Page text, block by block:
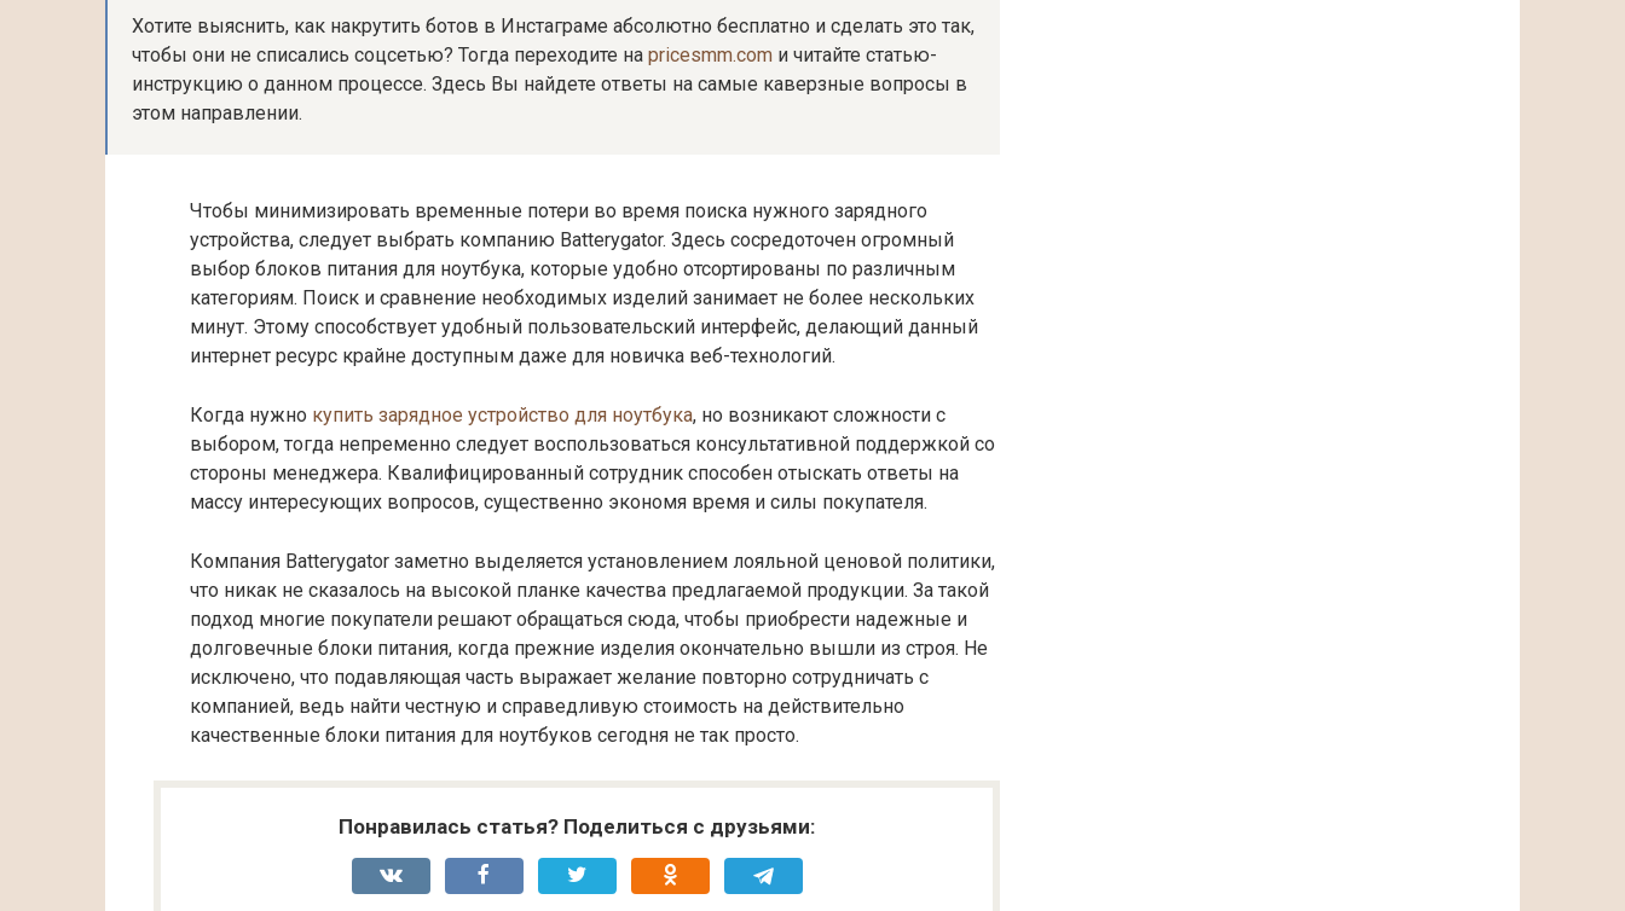
Хотите выяснить, как накрутить ботов в Инстаграме абсолютно бесплатно и сделать это так,
чтобы они не списались соцсетью? Тогда переходите на pricesmm.com и читайте статью-
инструкцию о данном процессе. Здесь Вы найдете ответы на самые каверзные вопросы в
этом направлении.
Чтобы минимизировать временные потери во время поиска нужного зарядного
устройства, следует выбрать компанию Batterygator. Здесь сосредоточен огромный
выбор блоков питания для ноутбука, которые удобно отсортированы по различным
категориям. Поиск и сравнение необходимых изделий занимает не более нескольких
минут. Этому способствует удобный пользовательский интерфейс, делающий данный
интернет ресурс крайне доступным даже для новичка веб-технологий.
Когда нужно купить зарядное устройство для ноутбука, но возникают сложности с
выбором, тогда непременно следует воспользоваться консультативной поддержкой со
стороны менеджера. Квалифицированный сотрудник способен отыскать ответы на
массу интересующих вопросов, существенно экономя время и силы покупателя.
Компания Batterygator заметно выделяется установлением лояльной ценовой политики,
что никак не сказалось на высокой планке качества предлагаемой продукции. За такой
подход многие покупатели решают обращаться сюда, чтобы приобрести надежные и
долговечные блоки питания, когда прежние изделия окончательно вышли из строя. Не
исключено, что подавляющая часть выражает желание повторно сотрудничать с
компанией, ведь найти честную и справедливую стоимость на действительно
качественные блоки питания для ноутбуков сегодня не так просто.
Понравилась статья? Поделиться с друзьями: